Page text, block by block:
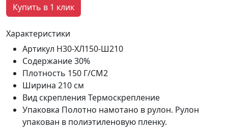
Купить в 1 клик
Характеристики
Артикул Н30-ХЛ150-Ш210
Содержание30%
Плотность 150 Г/СМ2
Ширина 210 см
Вид скрепления Термоскрепление
Упаковка Полотно намотано в рулон. Рулон
упакован в полиэтиленовую пленку.